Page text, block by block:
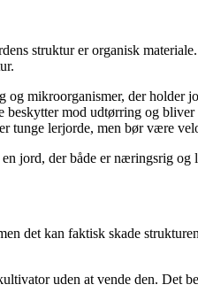
struktur er organisk
mikroorganismer, der holder
mod udtørring og bliver
tunge lerjorde, men bør være
jord, der både er næringsrig og
det kan faktisk skade
uden at vende den. Det